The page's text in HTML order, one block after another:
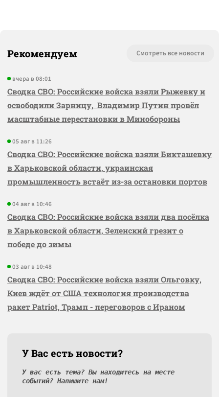
Рекомендуем Смотреть все новости
вчера в 08:01
Сводка СВО: Российские войска взяли Рыжевку и
освободили Зарницу, Владимир Путин провёл
масштабные перестановки в Минобороны
05 авг в 11:26
Сводка СВО: Российские войска взяли Бикташевку
в Харьковской области, украинская
промышленность встаёт из-за остановки портов
04 авг в 10:46
Сводка СВО: Российские войска взяли два посёлка
в Харьковской области, Зеленский грезит о
победе до зимы
03 авг в 10:48
Сводка СВО: Российские войска взяли Ольговку,
Киев ждёт от США технология производства
ракет Patriot, Трамп - переговоров с Ираном
У Вас есть новости?
У вас есть тема? Вы находитесь на месте
событий? Напишите нам!